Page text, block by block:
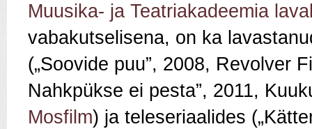
Muusika- ja Teatriakadeemia
vabakutselisena, on ka
(„Soovide puu”, 2008, Revolver
Nahkpükse ei pesta”, 2011,
Mosfilm) ja teleseriaalides